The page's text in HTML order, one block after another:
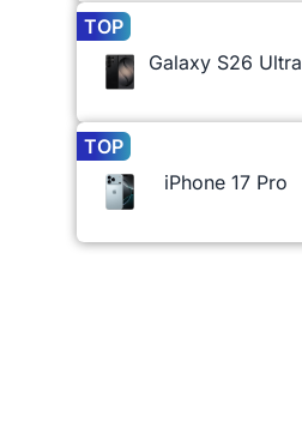
TOP
Galaxy S26 Ultra
TOP
iPhone 17 Pro